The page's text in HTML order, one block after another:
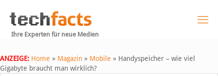
Ihre Experten für neue Medien
ANZEIGE: Home » Magazin » Mobile » Handyspeicher – wie viel
Gigabyte braucht man wirklich?